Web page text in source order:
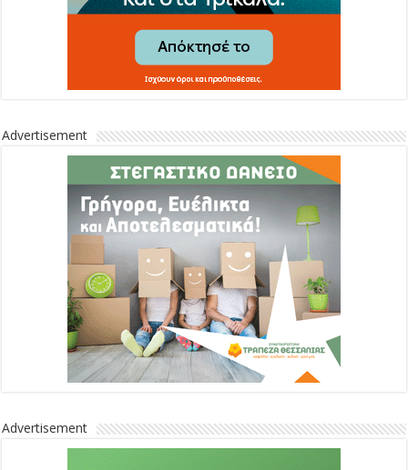
Advertisement
Advertisement